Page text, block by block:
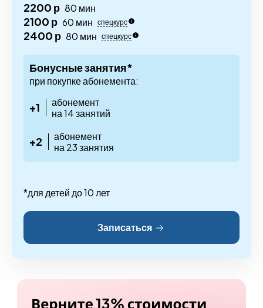
2200 р 80 мин
2100 р 60 мин спецкурс
2400 р 80 мин спецкурс
Бонусные занятия*
при покупке абонемента:
+1
абонемент
на 14 занятий
+2
абонемент
на 23 занятия
*для детей до 10 лет
Записаться